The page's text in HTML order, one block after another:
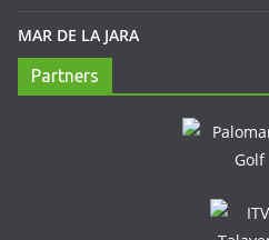
MAR DE LA JARA
Partners